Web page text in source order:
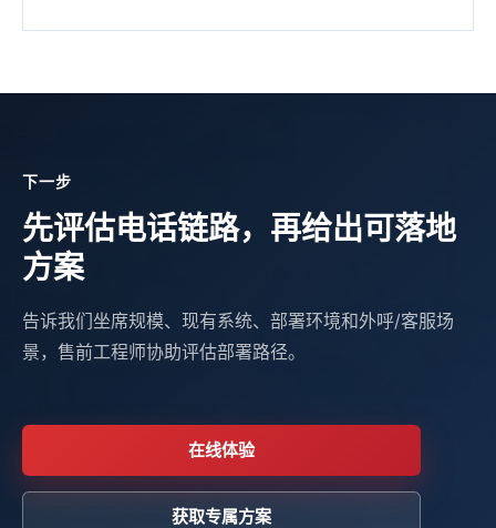
下一步
先评估电话链路，再给出可落地
方案
告诉我们坐席规模、现有系统、部署环境和外呼/客服场
景，售前工程师协助评估部署路径。
在线体验
获取专属方案